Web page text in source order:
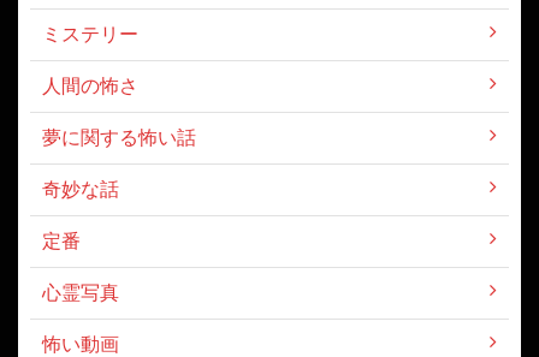
ミステリー
人間の怖さ
夢に関する怖い話
奇妙な話
定番
心霊写真
怖い動画